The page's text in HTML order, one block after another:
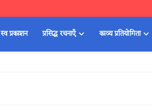
स्व प्रकाशन प्रसिद्ध रचनाएँ काव्य प्रतियोगिता